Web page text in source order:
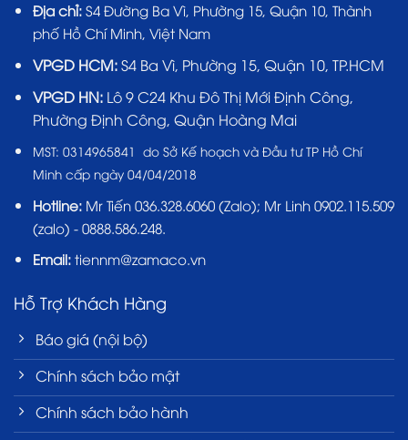
Địa chỉ: S4 Đường Ba Vì, Phường 15, Quận 10, Thành
phố Hồ Chí Minh, Việt Nam
VPGD HCM:S4 Ba Vì, Phường 15, Quận 10, TP.HCM
VPGD HN:Lô 9 C24 Khu Đô Thị Mới Định Công,
Phường Định Công, Quận Hoàng Mai
MST: 0314965841 do Sở Kế hoạch và Đầu tư TP Hồ Chí
Minh cấp ngày 04/04/2018
Hotline: Mr Tiến 036.328.6060(Zalo); Mr Linh 0902.115.509
(zalo) - 0888.586.248.
Email:tiennm@zamaco.vn
Hỗ Trợ Khách Hàng
Báo giá (nội bộ)
Chính sách bảo mật
Chính sách bảo hành